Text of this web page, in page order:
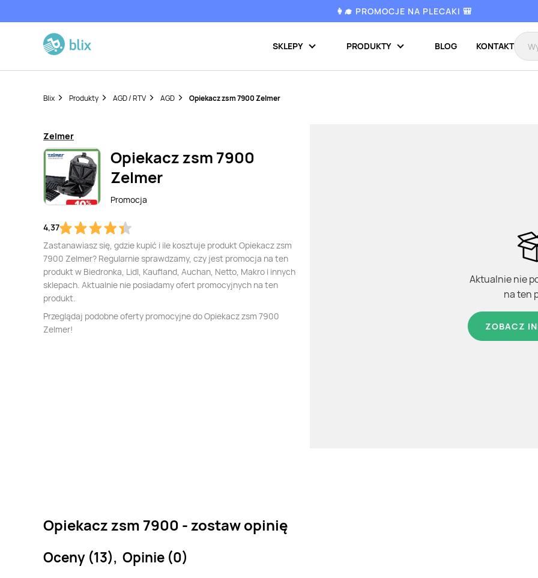
👩‍🎓 PROMOCJE NA PLECAKI 🎒
SKLEPY PRODUKTY BLOG KONTAKT
Blix Produkty AGD / RTV AGD Opiekacz zsm 7900 Zelmer
Zelmer
Opiekacz zsm 7900
Zelmer
Promocja
4,37
Zastanawiasz się, gdzie kupić i ile kosztuje produkt Opiekacz zsm
7900 Zelmer? Regularnie sprawdzamy, czy jest promocja na ten
produkt w Biedronka, Lidl, Kaufland, Auchan, Netto, Makro i innych
sklepach. Aktualnie nie posiadamy ofert promocyjnych na ten
produkt.
Przeglądaj podobne oferty promocyjne do Opiekacz zsm 7900
Zelmer!
Aktualnie nie
na ten
ZOBACZ
Opiekacz zsm 7900 - zostaw opinię
Oceny (13), Opinie (0)